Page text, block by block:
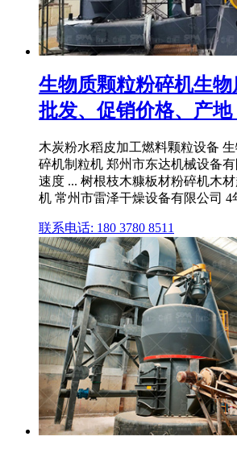
生物质颗粒粉碎机生
批发、促销价格、产地
木炭粉水稻皮加工燃料颗粒设备
碎机制粒机 郑州市东达机械设备
速度 ... 树根枝木糠板材粉碎机木
机 常州市雷泽干燥设备有限公司 4
联系电话: 180 3780 8511